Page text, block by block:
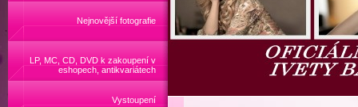
Nejnovější fotografie
LP, MC, CD, DVD k zakoupení v
eshopech, antikvariátech
Vystoupení